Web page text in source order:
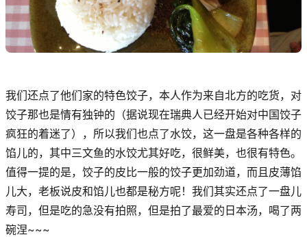
我们还点了他们家的特色饺子，本人作为来自北方的吃货，对
饺子那也是情有独钟的（据说现在瑞典人已经开始对中国饺子
疯狂的着迷了），所以我们也点了水饺，这一盘是各种各样的
馅儿的，其中三文鱼的水饺尤其好吃，很鲜美，也很有特色。
值得一提的是，饺子的皮比一般的饺子更加劲道，而且皮薄馅
儿大，老板说皮和馅儿也都是秘方呢！我们其实还点了一盘儿
寿司，但是吃的急没有拍照，但是拍了最爱的日本汤，喝了两
碗涅~~~